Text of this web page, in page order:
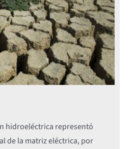
hidroeléctrica representó
de la matriz eléctrica, por